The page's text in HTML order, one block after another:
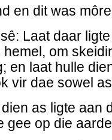
en dit was
Laat daar
om
en laat hulle
vir dae sowel
as ligte aan
gee op die